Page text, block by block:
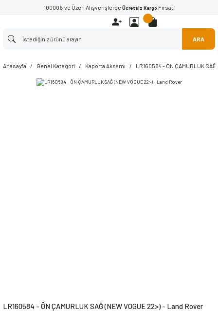
10000₺ ve Üzeri Alışverişlerde Ücretsiz Kargo Fırsatı
ARA
Anasayfa Genel Kategori Kaporta Aksamı LR160584 - ÖN ÇAMURLUK
LR160584 - ÖN ÇAMURLUK SAĞ (NEW VOGUE 22>) - Land Rover